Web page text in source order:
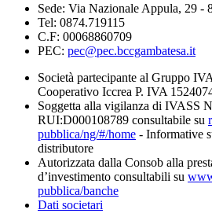
Sede: Via Nazionale Appula, 29 -
Tel: 0874.719115
C.F: 00068860709
PEC: pec@pec.bccgambatesa.it
Società partecipante al Gruppo
Cooperativo Iccrea P. IVA
Soggetta alla vigilanza di IVASS
RUI:D000108789 consultabile su
pubblica/ng/#/home - Informative
distributore
Autorizzata dalla Consob alla
d’investimento consultabili su
pubblica/banche
Dati societari